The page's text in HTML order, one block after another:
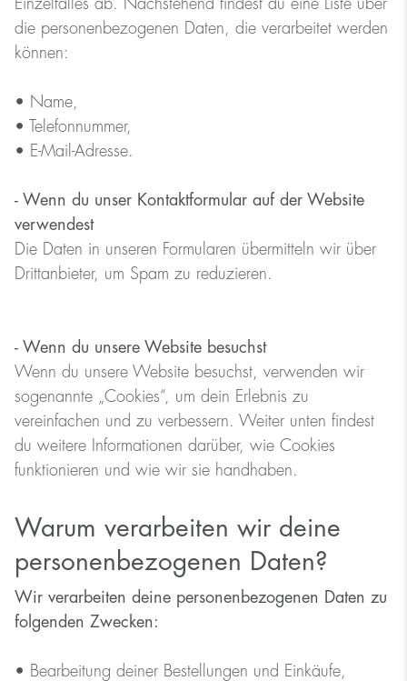
Einzelfalles ab. Nachstehend findest du eine Liste über
die personenbezogenen Daten, die verarbeitet werden
können:
• Name,
• Telefonnummer,
• E-Mail-Adresse.
- Wenn du unser Kontaktformular auf der Website
verwendest
Die Daten in unseren Formularen übermitteln wir über
Drittanbieter, um Spam zu reduzieren.
- Wenn du unsere Website besuchst
Wenn du unsere Website besuchst, verwenden wir
sogenannte „Cookies“, um dein Erlebnis zu
vereinfachen und zu verbessern. Weiter unten findest
du weitere Informationen darüber, wie Cookies
funktionieren und wie wir sie handhaben.
Warum verarbeiten wir deine
personenbezogenen Daten?
Wir verarbeiten deine personenbezogenen Daten zu
folgenden Zwecken:
• Bearbeitung deiner Bestellungen und Einkäufe,